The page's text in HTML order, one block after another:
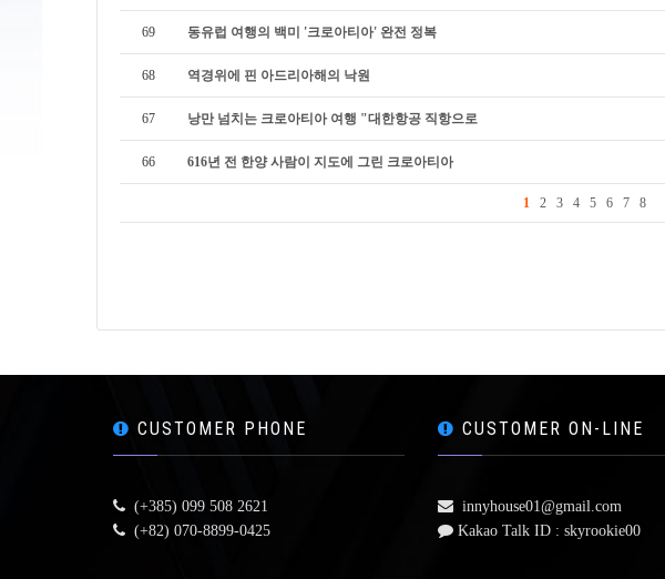
69 동유럽 여행의 백미 '크로아티아' 완전 정복
68 역경위에 핀 아드리아해의 낙원
67 낭만 넘치는 크로아티아 여행 "대한항공 직항으로
66 616년 전 한양 사람이 지도에 그린 크로아티아
1 2 3 4 5 6 7 8
CUSTOMER PHONE
(+385) 099 508 2621
(+82) 070-8899-0425
CUSTOMER ON-LINE
innyhouse01@gmail.com
Kakao Talk ID : skyrookie00